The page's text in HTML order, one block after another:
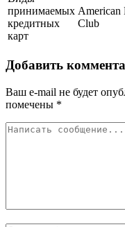
принимаемых
кредитных
карт
American
Club
Добавить
Ваш e-mail не будет
помечены *